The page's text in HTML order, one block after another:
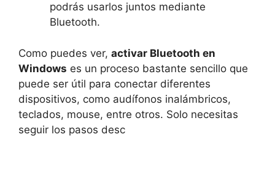
podrás usarlos juntos mediante
Bluetooth.
Como puedes ver, activar Bluetooth en
Windows es un proceso bastante sencillo que
puede ser útil para conectar diferentes
dispositivos, como audífonos inalámbricos,
teclados, mouse, entre otros. Solo necesitas
seguir los pasos desc